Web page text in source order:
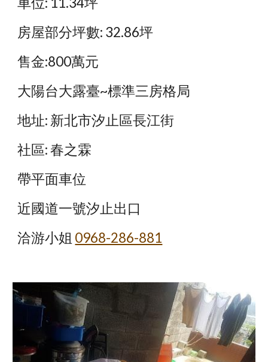
房屋部分坪數: 32.86坪
售金:800萬元
大陽台大露臺~標準三房格局
地址: 新北市汐止區長江街
社區: 春之霖
帶平面車位
近國道一號汐止出口
洽游小姐 0968-286-881